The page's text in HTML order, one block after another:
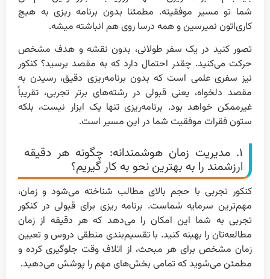
شما تو مسیر موفقیته. مطمئنا بدون برنامه ریزی به هیچ
کاری‌اتون نمیرسین و همه درسا روی هم انباشته میشه.
تصور کنید در یک سفر طولانی، بدون نقشه و هدف مشخص
حرکت می‌کنید. چقدر احتمال دارد که به مقصد برسید؟ کنکور
نیز سفری علمی است که بدون برنامه‌ریزی دقیق، رسیدن به
مقصد دلخواه، یعنی قبولی در رشته‌های برتر تجربی، تقریباً
غیرممکن خواهد بود. برنامه‌ریزی تنها یک ابزار نیست، بلکه
ستون فقرات موفقیت شما در این مسیر است.
۱. مدیریت زمان هوشمندانه: چگونه هر دقیقه
ارزشمند را به بهترین نحو به کار گیریم؟
کنکور تجربی با حجم بالای مطالب شناخته می‌شود و زمان،
مهم‌ترین سرمایه شماست. برنامه ریزی برای قبولی در کنکور
تجربی به شما این امکان را می‌دهد که هر دقیقه از زمان
مطالعه‌تان را بهینه کنید. با تقسیم‌بندی منطقی دروس و تعیین
زمان مشخص برای هر مبحث، از اتلاف وقت جلوگیری کرده و
مطمئن می‌شوید که تمامی بخش‌های مهم را پوشش می‌دهید.